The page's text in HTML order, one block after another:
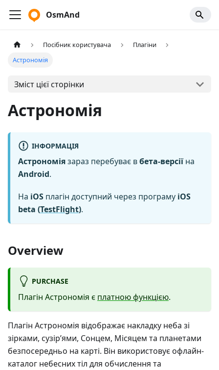
OsmAnd
Посібник користувача
Плагіни
Астрономія
Зміст цієї сторінки
Астрономія
ІНФОРМАЦІЯ
Астрономіязараз перебуває вбета-версії на
Android.
На iOS плагін доступний через програму iOS
beta (TestFlight).
Overview
PURCHASE
Плагін Астрономія є платною функцією.
Плагін Астрономія відображає накладку неба зі
зірками, сузір’ями, Сонцем, Місяцем та планетами
безпосередньо на карті. Він використовує офлайн-
каталог небесних тіл для обчислення та